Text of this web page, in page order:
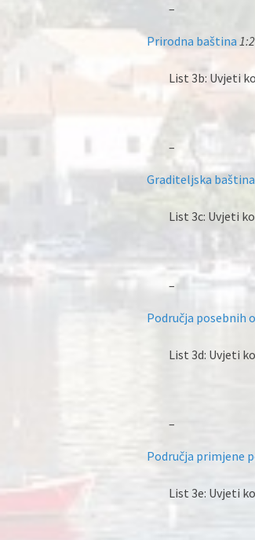
–
Prirodna baština
List 3b: Uvjeti
–
Graditeljska baština
List 3c: Uvjeti
–
Područja posebnih
List 3d: Uvjeti
–
Područja primjene
List 3e: Uvjeti